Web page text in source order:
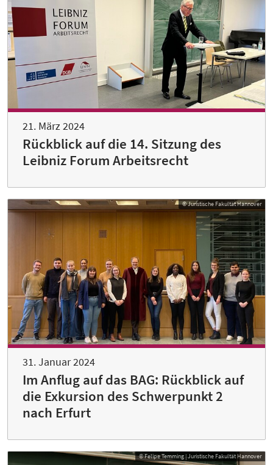
21. März 2024
Rückblick auf die 14. Sitzung des
Leibniz Forum Arbeitsrecht
© Juristische Fakultät Hannover
31. Januar 2024
Im Anflug auf das BAG: Rückblick auf
die Exkursion des Schwerpunkt 2
nach Erfurt
© Felipe Temming | Juristische Fakultät Hannover